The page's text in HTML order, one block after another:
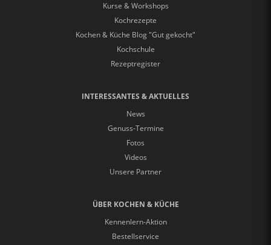
Kurse & Workshops
Kochrezepte
Kochen & Küche Blog "Gut gekocht"
Kochschule
Rezeptregister
INTERESSANTES & AKTUELLES
News
Genuss-Termine
Fotos
Videos
Unsere Partner
ÜBER KOCHEN & KÜCHE
Kennenlern-Aktion
Bestellservice